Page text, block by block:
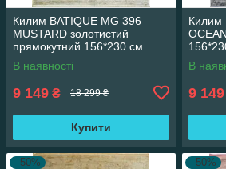
Килим BATIQUE MG 396
MUSTARD золотистий
прямокутний 156*230 см
В наявності
9 149 ₴ 18 299 ₴
Купити
Килим
В
9 149
–50% –50%